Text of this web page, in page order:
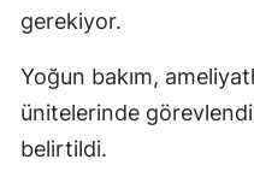
gerekiyor.
Yoğun bakım,
ünitelerinde
belirtildi.